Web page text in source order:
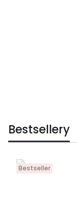
Bestsellery
Bestseller